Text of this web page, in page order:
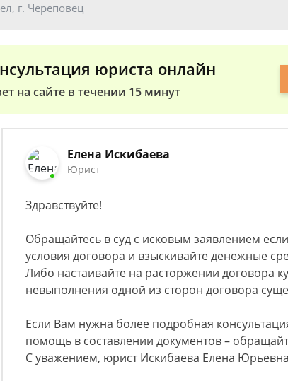
г. Череповец
юриста онлайн
на сайте в течении 15 минут
Елена Искибаева
Юрист
Здравствуйте!
Обращайтесь в суд с исковым заявлением
условия договора и взыскивайте денежные
Либо настаивайте на расторжении договора
невыполнения одной из сторон договора
Если Вам нужна более подробная
помощь в составлении документов –
С уважением, юрист Искибаева Елена